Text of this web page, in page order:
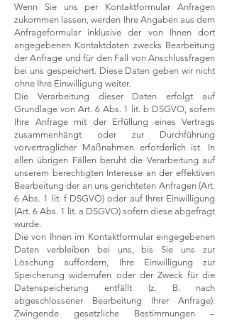
Wenn Sie uns per Kontaktformular Anfragen
zukommen lassen, werden Ihre Angaben aus dem
Anfrageformular inklusive der von Ihnen dort
angegebenen Kontaktdaten zwecks Bearbeitung
der Anfrage und für den Fall von Anschlussfragen
bei uns gespeichert. Diese Daten geben wir nicht
ohne Ihre Einwilligung weiter.
Die Verarbeitung dieser Daten erfolgt auf
Grundlage von Art. 6 Abs. 1 lit. b DSGVO, sofern
Ihre Anfrage mit der Erfüllung eines Vertrags
zusammenhängt oder zur Durchführung
vorvertraglicher Maßnahmen erforderlich ist. In
allen übrigen Fällen beruht die Verarbeitung auf
unserem berechtigten Interesse an der effektiven
Bearbeitung der an uns gerichteten Anfragen (Art.
6 Abs. 1 lit. f DSGVO) oder auf Ihrer Einwilligung
(Art. 6 Abs. 1 lit. a DSGVO) sofern diese abgefragt
wurde.
Die von Ihnen im Kontaktformular eingegebenen
Daten verbleiben bei uns, bis Sie uns zur
Löschung auffordern, Ihre Einwilligung zur
Speicherung widerrufen oder der Zweck für die
Datenspeicherung entfällt (z. B. nach
abgeschlossener Bearbeitung Ihrer Anfrage).
Zwingende gesetzliche Bestimmungen –